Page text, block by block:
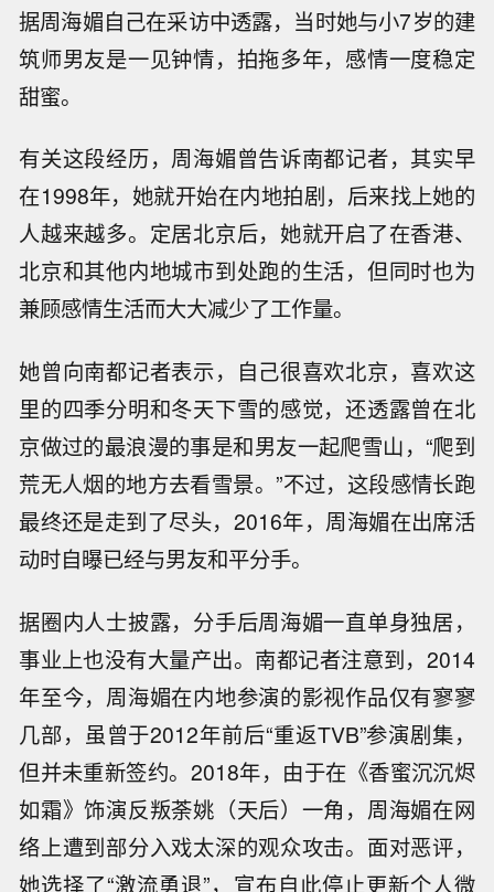
据周海媚自己在采访中透露，当时她与小7岁的建
筑师男友是一见钟情，拍拖多年，感情一度稳定
甜蜜。
有关这段经历，周海媚曾告诉南都记者，其实早
在1998年，她就开始在内地拍剧，后来找上她的
人越来越多。定居北京后，她就开启了在香港、
北京和其他内地城市到处跑的生活，但同时也为
兼顾感情生活而大大减少了工作量。
她曾向南都记者表示，自己很喜欢北京，喜欢这
里的四季分明和冬天下雪的感觉，还透露曾在北
京做过的最浪漫的事是和男友一起爬雪山，“爬到
荒无人烟的地方去看雪景。”不过，这段感情长跑
最终还是走到了尽头，2016年，周海媚在出席活
动时自曝已经与男友和平分手。
据圈内人士披露，分手后周海媚一直单身独居，
事业上也没有大量产出。南都记者注意到，2014
年至今，周海媚在内地参演的影视作品仅有寥寥
几部，虽曾于2012年前后“重返TVB”参演剧集，
但并未重新签约。2018年，由于在《香蜜沉沉烬
如霜》饰演反叛荼姚（天后）一角，周海媚在网
络上遭到部分入戏太深的观众攻击。面对恶评，
她选择了“激流勇退”，宣布自此停止更新个人微